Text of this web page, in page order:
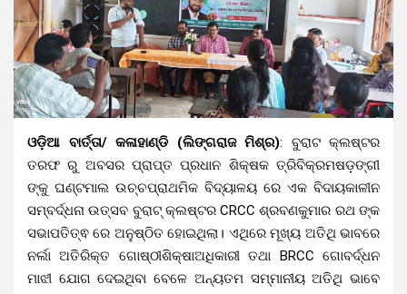
ଓଡ଼ିଆ ବାର୍ତ୍ତା/ କଳାହାଣ୍ଡି (ଲିଙ୍ଗରାଜ ମିଶ୍ର): ବୁରାଟ କ୍ଲଷ୍ଟର
ତରଫ ରୁ ଅବସର ପ୍ରାପ୍ତ ପ୍ରଧାନ ଶିକ୍ଷକ ତ୍ରିବିକ୍ରମଷଡ଼ଙ୍ଗୀ
ଙ୍କୁ ଘଣ୍ଟମାଲ ଉଚ୍ଚପ୍ରାଥମିକ ବିଦ୍ୟାଳୟ ରେ ଏକ ବିଦାୟକାଳୀନ
ସମ୍ବର୍ଦ୍ଧନା ଉତ୍ସବ ବୁରାଟ୍ କ୍ଲଷ୍ଟର CRCC ଶ୍ରବଣକୁମାର ରଥ ଙ୍କ
ସଭାପତିତ୍ଵ ରେ ଅନୁଷ୍ଠିତ ହୋଇଥିଲା। ଏଥିରେ ମୂଖ୍ୟ ଅତିଥି ଭାବରେ
ନର୍ଲା ଅତିରିକ୍ତ ଗୋଷ୍ଠୀଶିକ୍ଷାଅଧିକାରୀ ତଥା BRCC ଗୋବର୍ଦ୍ଧନ
ମାଝୀ ଯୋଗ ଦେଇଥିବା ବେଳେ ଅନ୍ୟତମ ସମ୍ମାନୀୟ ଅତିଥି ଭାବେ